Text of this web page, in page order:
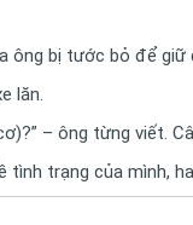
ông bị tước bỏ để
lăn.
– ông từng viết.
trạng của mình,